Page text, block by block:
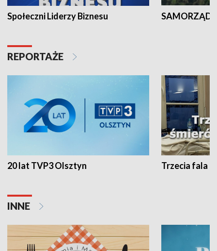
Społeczni Liderzy Biznesu SAMORZĄD
REPORTAŻE
20 lat TVP3 Olsztyn Trzecia fala -
INNE